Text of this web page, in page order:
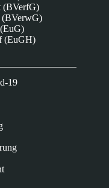
(BVerfG)
(BVerwG)
(EuGH)
19